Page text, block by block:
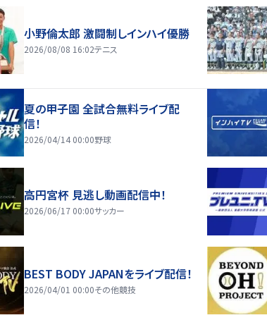
小野倫太郎 激闘制しインハイ優勝
2026/08/08 16:02テニス
夏の甲子園 全試合無料ライブ配
信！
2026/04/14 00:00野球
高円宮杯 見逃し動画配信中！
2026/06/17 00:00サッカー
BEST BODY JAPANをライブ配信！
2026/04/01 00:00その他競技